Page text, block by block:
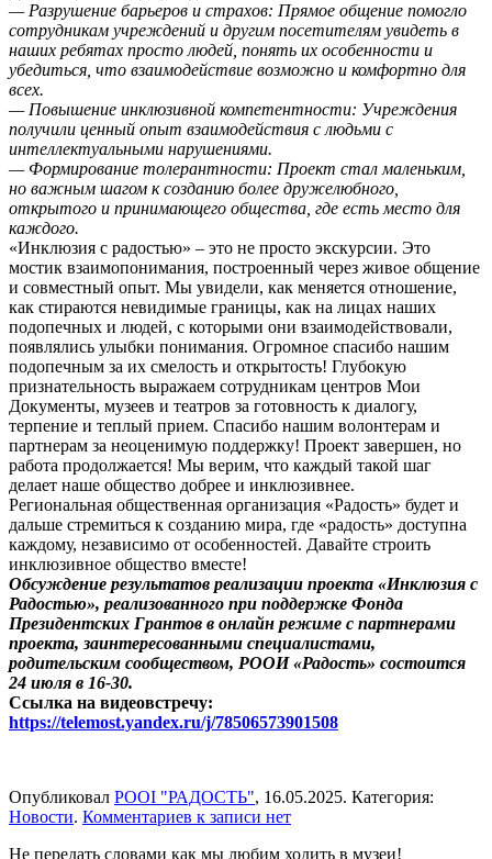
— Разрушение барьеров и страхов: Прямое общение помогло
сотрудникам учреждений и другим посетителям увидеть в
наших ребятах просто людей, понять их особенности и
убедиться, что взаимодействие возможно и комфортно для
всех.
— Повышение инклюзивной компетентности: Учреждения
получили ценный опыт взаимодействия с людьми с
интеллектуальными нарушениями.
— Формирование толерантности: Проект стал маленьким,
но важным шагом к созданию более дружелюбного,
открытого и принимающего общества, где есть место для
каждого.
«Инклюзия с радостью» – это не просто экскурсии. Это
мостик взаимопонимания, построенный через живое общение
и совместный опыт. Мы увидели, как меняется отношение,
как стираются невидимые границы, как на лицах наших
подопечных и людей, с которыми они взаимодействовали,
появлялись улыбки понимания. Огромное спасибо нашим
подопечным за их смелость и открытость! Глубокую
признательность выражаем сотрудникам центров Мои
Документы, музеев и театров за готовность к диалогу,
терпение и теплый прием. Спасибо нашим волонтерам и
партнерам за неоценимую поддержку! Проект завершен, но
работа продолжается! Мы верим, что каждый такой шаг
делает наше общество добрее и инклюзивнее.
Региональная общественная организация «Радость» будет и
дальше стремиться к созданию мира, где «радость» доступна
каждому, независимо от особенностей. Давайте строить
инклюзивное общество вместе!
Обсуждение результатов реализации проекта «Инклюзия с
Радостью», реализованного при поддержке Фонда
Президентских Грантов в онлайн режиме с партнерами
проекта, заинтересованными специалистами,
родительским сообществом, РООИ «Радость» состоится
24 июля в 16-30.
Ссылка на видеовстречу:
https://telemost.yandex.ru/j/78506573901508
Опубликовал РООІ "РАДОСТЬ", 16.05.2025. Категория:
Новости. Комментариев к записи нет
Не передать словами как мы любим ходить в музеи!